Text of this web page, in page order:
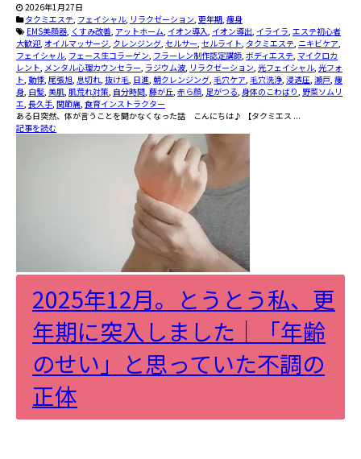
2026年1月27日
タクミエステ, フェイシャル, リラクゼーション, 更年期, 痩身
EMS美顔器, くすみ改善, アットホーム, イオン導入, イオン導出, イライラ, エステ初心者
大歓迎, オイルマッサージ, クレンジング, セルサー, セルライト, タクミエステ, ニキビケア,
フェイシャル, フェース生コラーゲン, フラーレン制作認定講師, ボディエステ, マイクロカ
レント, メンタル心理カウンセラー, ラジウム波, リラクゼーション, 光フェイシャル, 光フォ
ト, 動悸, 尾張旭, 息切れ, 抜け毛, 日進, 朝クレンジング, 毛穴ケア, 毛穴洗浄, 浸透圧, 瀬戸, 痩
身, 白髪, 美肌, 肌荒れ対策, 自分時間, 藤が丘, 赤ら顔, 足がつる, 身体のこわばり, 野菜ソムリ
エ, 長久手, 関節痛, 食育インストラクター
――ある日突然、体が言うことを聞かなくなった話 こんにちは♪ 【タクミエス ...
記事を読む
2025年12月。とうとう私、更
年期に突入しました｜「年齢
のせい」と思っていた不調の
正体